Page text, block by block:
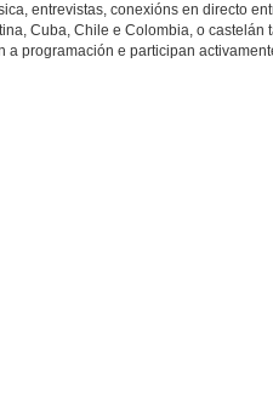
entrevistas, conexións en directo
Cuba, Chile e Colombia, o castelán
a programación e participan